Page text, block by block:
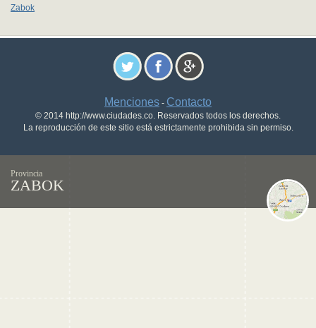
Zabok
Menciones - Contacto
© 2014 http://www.ciudades.co. Reservados todos los derechos.
La reproducción de este sitio está estrictamente prohibida sin permiso.
Provincia
ZABOK